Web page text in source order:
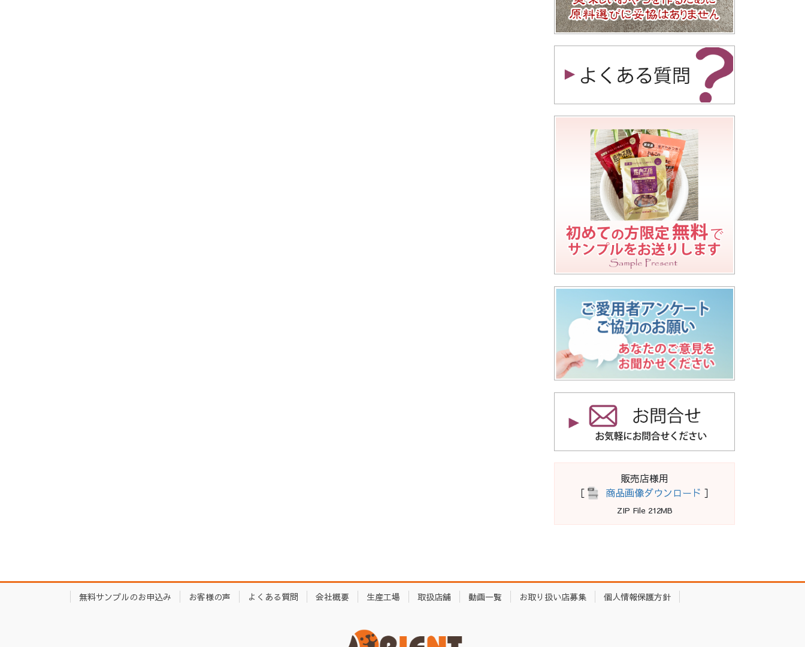
販売店様用
［
商品画像ダウンロード ］
ZIP File 212MB
無料サンプルのお申込み お客様の声 よくある質問 会社概要 生産工場 取扱店舗 動画一覧 お取り扱い店募集 個人情報保護方針